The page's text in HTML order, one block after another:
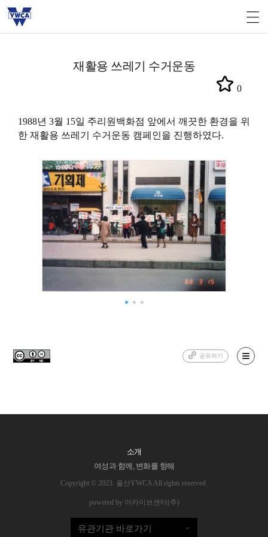
재활용 쓰레기 수거운동
0
1988년 3월 15일 주리원백화점 앞에서 깨끗한 환경을 위
한 재활용 쓰레기 수거운동 캠페인을 진행하였다.
공유하기
소개
여성과 함께, 변화를 향해
Copyright © 2023. 울산YWCA All rights reserved.
powered by 아카이브센터(주)
유관기관 바로가기